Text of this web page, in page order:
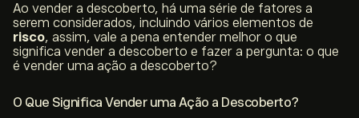
Ao vender a descoberto, há uma série de fatores a
serem considerados, incluindo vários elementos de
risco, assim, vale a pena entender melhor o que
significa vender a descoberto e fazer a pergunta: o que
é vender uma ação a descoberto?
O Que Significa Vender uma Ação a Descoberto?